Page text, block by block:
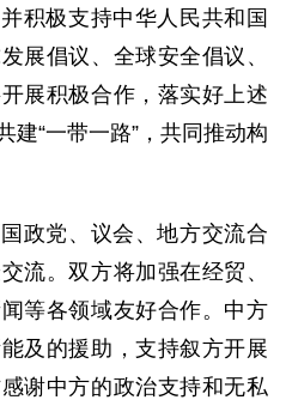
积极支持中华人民共和国
展倡议、全球安全倡议、
展积极合作，落实好上述
建“一带一路”，共同推动构
政党、议会、地方交流合
流。双方将加强在经贸、
等各领域友好合作。中方
及的援助，支持叙方开展
谢中方的政治支持和无私